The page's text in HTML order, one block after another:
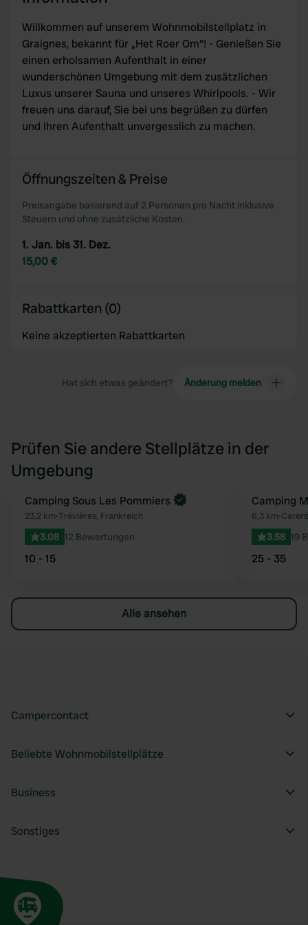
Willkommen auf unserem Wohnmobilstellplatz in
Graignes, bekannt für „Het Roer Om“! - Genießen Sie
einen erholsamen Aufenthalt in einer
wunderschönen Umgebung mit dem zusätzlichen
Luxus unserer Sauna und unseres Whirlpools. - Wir
freuen uns darauf, Sie bei uns begrüßen zu dürfen
und Ihren Aufenthalt unvergesslich zu machen.
Öffnungszeiten & Preise
Preisangabe basierend auf 2 Personen pro Nacht inklusive
Steuern und ohne zusätzliche Kosten.
1. Jan. bis 31. Dez.
15,00 €
Rabattkarten (0)
Keine akzeptierten Rabattkarten
Hat sich etwas geändert? Änderung melden
Prüfen Sie andere Stellplätze in der
Umgebung
Jetzt buchen
Camping Sous Les Pommiers
23,2 km•Trévières, Frankreich
3.08 12 Bewertungen
10 - 15
Camping
6,3 km•
3.58 19
25 - 35
Alle ansehen
Campercontact
Beliebte Wohnmobilstellplätze
Business
Sonstiges